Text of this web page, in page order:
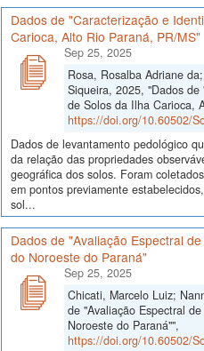
Dados de "Caracterização e
Carioca, Alto Rio Paraná, PR/MS"
Sep 25, 2025
Rosa, Rosalba Adriane
Siqueira, 2025, "Dados
de Solos da Ilha Carioca,
https://doi.org/10.60502/
Dados de levantamento pedológico
da relação das propriedades
geográfica dos solos. Foram
em pontos previamente
sol...
Dados de "Avaliação Espectral
do Noroeste do Paraná"
Sep 25, 2025
Chicati, Marcelo Luiz;
de "Avaliação Espectral
Noroeste do Paraná"",
https://doi.org/10.60502/